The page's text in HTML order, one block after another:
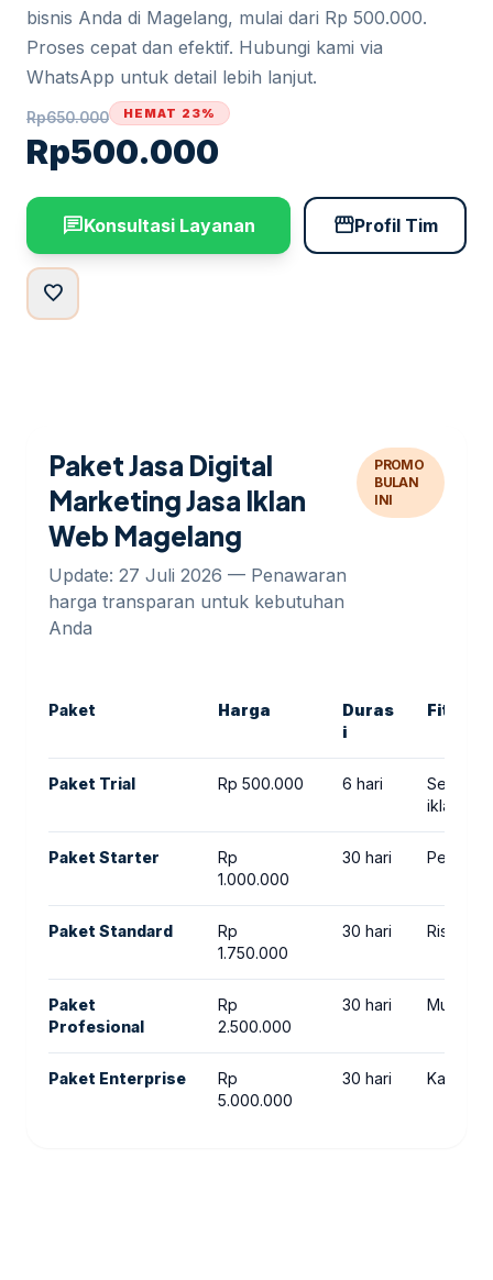
bisnis Anda di Magelang, mulai dari Rp 500.000.
Proses cepat dan efektif. Hubungi kami via
WhatsApp untuk detail lebih lanjut.
Rp650.000
Rp500.000
HEMAT 23%
chatKonsultasi Layanan storefrontProfil Tim
favorite
Paket Jasa Digital
Marketing Jasa Iklan
Web Magelang
Update: 27 Juli 2026 — Penawaran
harga transparan untuk kebutuhan
Anda
PROMO
BULAN
INI
Paket Harga
Duras
i
Fitur
Paket Trial Rp 500.000 6 hari
Setup
iklan
Paket Starter
Rp
1.000.000
30 hari
Paket Standard
Rp
1.750.000
30 hari Riset
Paket
Profesional
Rp
2.500.000
30 hari Multi-
Paket Enterprise
Rp
5.000.000
30 hari